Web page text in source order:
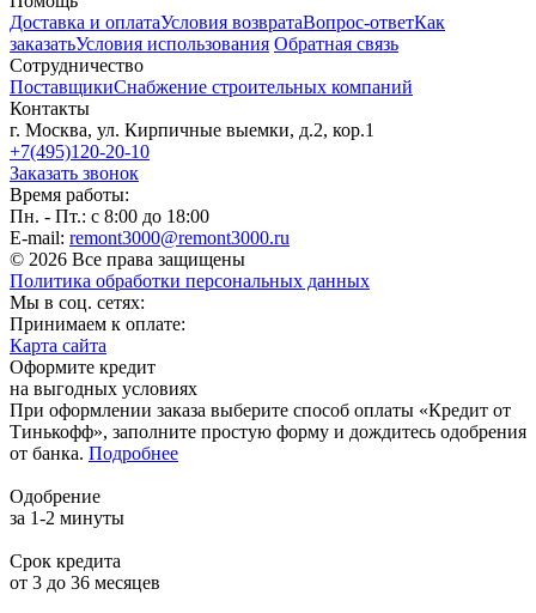
Доставка и оплатаУсловия возвратаВопрос-ответКак
заказатьУсловия использования Обратная связь
Сотрудничество
ПоставщикиСнабжение строительных компаний
Контакты
г. Москва, ул. Кирпичные выемки, д.2, кор.1
+7(495)120-20-10
Заказать звонок
Время работы:
Пн. - Пт.: с 8:00 до 18:00
E-mail: remont3000@remont3000.ru
© 2026 Все права защищены
Политика обработки персональных данных
Мы в соц. сетях:
Принимаем к оплате:
Карта сайта
Оформите кредит
на выгодных условиях
При оформлении заказа выберите способ оплаты «Кредит от
Тинькофф», заполните простую форму и дождитесь одобрения
от банка. Подробнее
Одобрение
за 1-2 минуты
Срок кредита
от 3 до 36 месяцев